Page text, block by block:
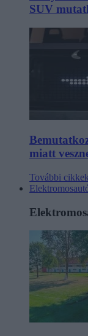
SUV
miatt
További